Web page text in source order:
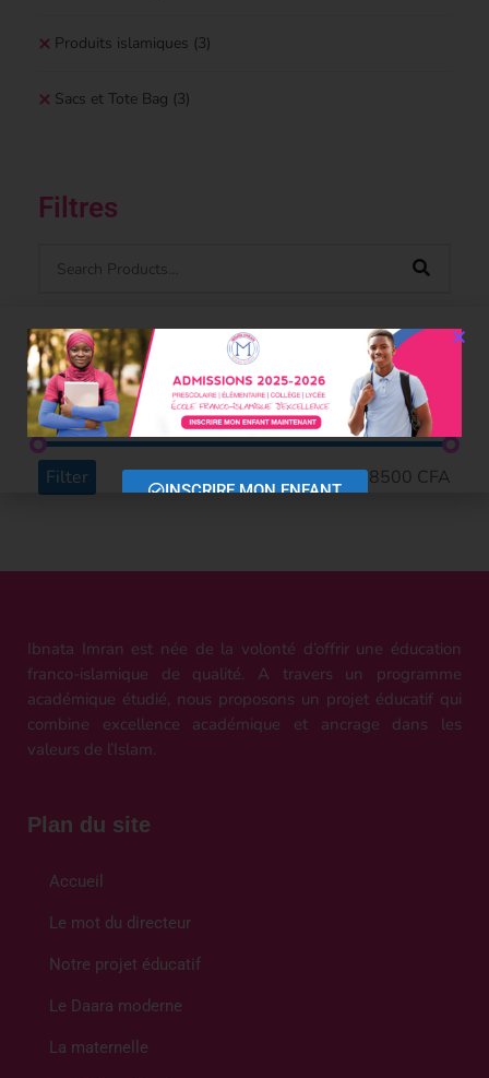
Produits islamiques (3)
Sacs et Tote Bag (3)
Filtres
Prix
Filter Price:500 CFA—8500 CFA
Ibnata Imran est née de la volonté d’offrir une éducation
franco-islamique de qualité. A travers un programme
académique étudié, nous proposons un projet éducatif qui
combine excellence académique et ancrage dans les
valeurs de l’Islam.
Plan du site
Accueil
Le mot du directeur
Notre projet éducatif
Le Daara moderne
La maternelle
INSCRIRE MON ENFANT